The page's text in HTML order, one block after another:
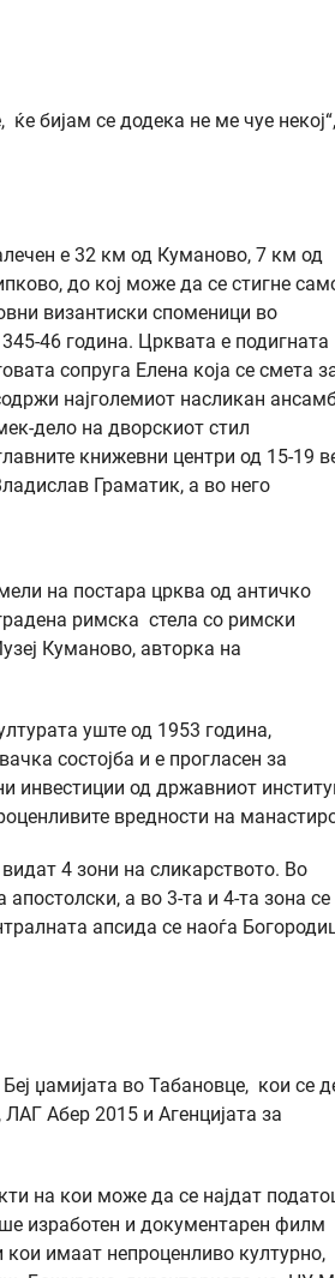
бијам се додека не ме чуе
е 32 км од Куманово, 7 км од
до кој може да се стигне
византиски споменици во
46 година. Црквата е подигната
сопруга Елена која се смета
најголемиот насликан
дело на дворскиот стил
книжевни центри од 15-19
Граматик, а во него
на постара црква од античко
римска стела со римски
Куманово, авторка на
уште од 1953 година,
состојба и е прогласен за
инвестиции од државниот
вредности на
4 зони на сликарството. Во
а во 3-та и 4-та зона се
апсида се наоѓа
џамијата во Табановце, кои се
Абер 2015 и Агенцијата за
на кои може да се најдат
изработен и документарен филм
имаат непроценливо културно,